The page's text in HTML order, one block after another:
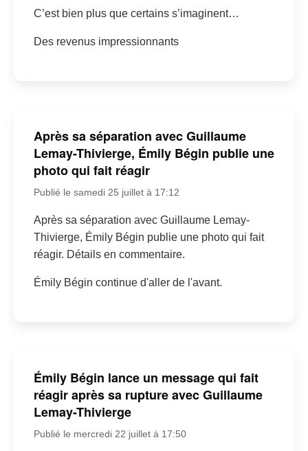
C’est bien plus que certains s’imaginent…
Des revenus impressionnants
Après sa séparation avec Guillaume
Lemay-Thivierge, Émily Bégin publie une
photo qui fait réagir
Publié le samedi 25 juillet à 17:12
Après sa séparation avec Guillaume Lemay-
Thivierge, Émily Bégin publie une photo qui fait
réagir. Détails en commentaire.
Émily Bégin continue d'aller de l'avant.
Émily Bégin lance un message qui fait
réagir après sa rupture avec Guillaume
Lemay-Thivierge
Publié le mercredi 22 juillet à 17:50